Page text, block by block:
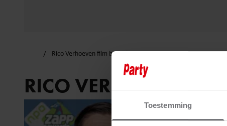
Toestemming
Rico Verhoeven film bezoekers
RICO VERHOEVEN